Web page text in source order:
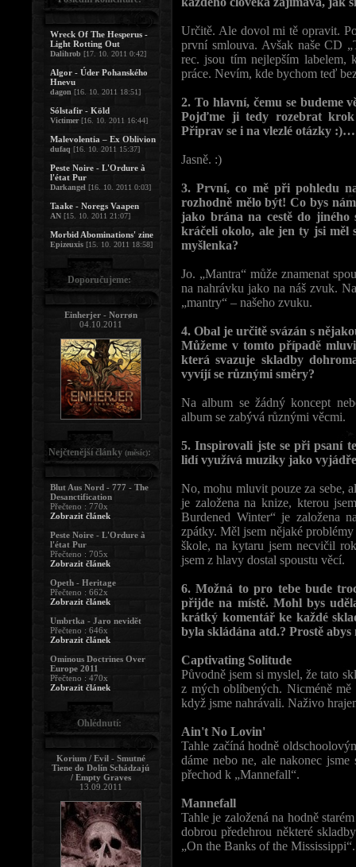
Určitě. Ale dovol mi tě opravit.
první smlouva. Avšak naše CD
rec. jsou tím nejlepším labelem,
práce. Nevím, kde bychom teď
2. To hlavní, čemu se budeme
Pojďme ji tedy rozebrat krok
Připrav se i na vlezlé otázky :)…
Jasně. :)
3. První, co mě při pohledu
rozhodně mělo být! Co bys
jako brána na cestě do jiného
kráčeli okolo, ale jen ty jsi měl
myšlenka?
Jo. „Mantra“ může znamenat
na nahrávku jako na náš zvuk.
„mantry“ – našeho zvuku.
4. Obal je určitě svázán s
Můžeme v tomto případě
která svazuje skladby
vyvíjí se různými směry?
Na album se žádný koncept
album se zabývá různými věcmi.
5. Inspirovali jste se při psaní
lidí využívá muziky jako
No, mohu mluvit pouze za sebe,
je založena na knize, kterou
Burdened Winter“ je založena
zpátky. Měl jsem nějaké
škole, na kytaru jsem necvičil
jsem z hlavy dostal spoustu věcí.
6. Možná to pro tebe bude
přijde na místě. Mohl bys
krátký komentář ke každé
byla skládána atd.? Prostě
Captivating Solitude
Původně jsem si myslel, že tato
z mých oblíbených. Nicméně
když jsme nahrávali. Naživo
Ain't No Lovin'
Tahle začíná hodně
dáme nebo ne, ale nakonec
přechod k „Mannefall“.
Mannefall
Tahle je založená na hodně
dobrou předehrou některé
„On the Banks of the Mississippi“.
Wreck Of The Hesperus -
Light Rotting Out
Dalihrob [17. 10. 2011 0:42]
Algor - Úder Pohanského
Hnevu
dagon [16. 10. 2011 18:51]
Sólstafir - Köld
Victimer[16. 10. 2011 16:44]
Malevolentia – Ex Oblivion
dufaq [16. 10. 2011 15:37]
Peste Noire - L'Ordure à
l'état Pur
Darkangel [16. 10. 2011 0:03]
Taake - Noregs Vaapen
AN [15. 10. 2011 21:07]
Morbid Abominations' zine
Epizeuxis [15. 10. 2011 18:58]
Doporučujeme:
Einherjer - Norrøn
04.10.2011
Nejčtenější články (měsíc):
Blut Aus Nord - 777 - The
Desanctification
Přečteno : 770x
Zobrazit článek
Peste Noire - L'Ordure à
l'état Pur
Přečteno : 705x
Zobrazit článek
Opeth - Heritage
Přečteno : 662x
Zobrazit článek
Umbrtka - Jaro nevidět
Přečteno : 646x
Zobrazit článek
Ominous Doctrines Over
Europe 2011
Přečteno : 470x
Zobrazit článek
Ohlédnutí:
Korium / Evil - Smutné
Tiene do Dolín Schádzajú
/ Empty Graves
13.09.2011